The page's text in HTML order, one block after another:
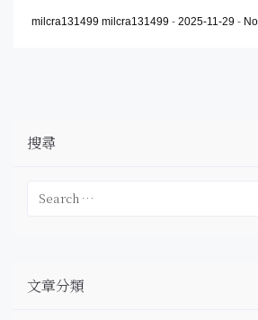
milcra131499 milcra131499 - 2025-11-29 -
搜尋
文章分類